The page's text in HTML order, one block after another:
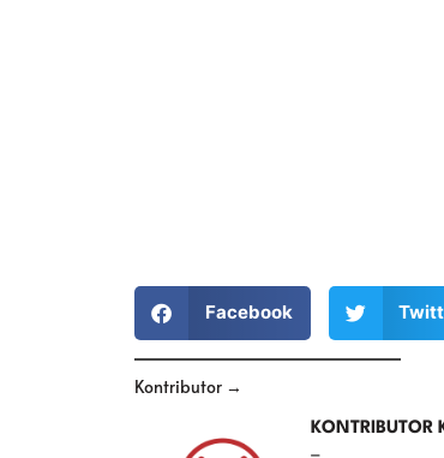
Facebook
Kontributor →
KONTRIBUTOR